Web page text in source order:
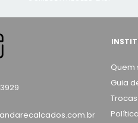
Quem
Guia